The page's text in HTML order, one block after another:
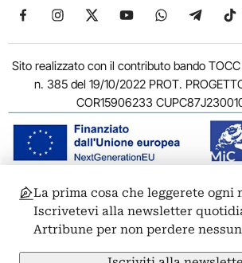
Seguici su Facebook
Seguici su Instagram
Seguici su X
Seguici su YouTube
Seguici su
Seguici
Sito realizzato con il contributo bando
n. 385 del 19/10/2022 PROT.
COR15906233
© 2011-2026 ARTRIBUNE srl – Corso Vittorio
00186 Roma - P.I. 11381581005
Privacy: Responsabile della protezione dei
ARTRIBUNE srl – Corso Vittorio Emanuele II,
La prima cosa che leggerete ogni
Iscrivetevi alla newsletter
Artribune per non perdere